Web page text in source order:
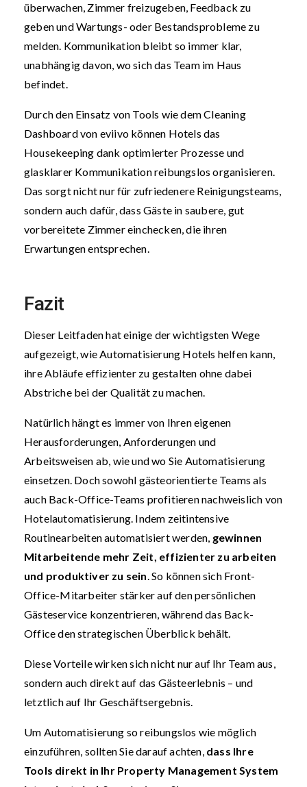
überwachen, Zimmer freizugeben, Feedback zu
geben und Wartungs- oder Bestandsprobleme zu
melden. Kommunikation bleibt so immer klar,
unabhängig davon, wo sich das Team im Haus
befindet.
Durch den Einsatz von Tools wie dem Cleaning
Dashboard von eviivo können Hotels das
Housekeeping dank optimierter Prozesse und
glasklarer Kommunikation reibungslos organisieren.
Das sorgt nicht nur für zufriedenere Reinigungsteams,
sondern auch dafür, dass Gäste in saubere, gut
vorbereitete Zimmer einchecken, die ihren
Erwartungen entsprechen.
Fazit
Dieser Leitfaden hat einige der wichtigsten Wege
aufgezeigt, wie Automatisierung Hotels helfen kann,
ihre Abläufe effizienter zu gestalten ohne dabei
Abstriche bei der Qualität zu machen.
Natürlich hängt es immer von Ihren eigenen
Herausforderungen, Anforderungen und
Arbeitsweisen ab, wie und wo Sie Automatisierung
einsetzen. Doch sowohl gästeorientierte Teams als
auch Back-Office-Teams profitieren nachweislich von
Hotelautomatisierung. Indem zeitintensive
Routinearbeiten automatisiert werden, gewinnen
Mitarbeitende mehr Zeit, effizienter zu arbeiten
und produktiver zu sein. So können sich Front-
Office-Mitarbeiter stärker auf den persönlichen
Gästeservice konzentrieren, während das Back-
Office den strategischen Überblick behält.
Diese Vorteile wirken sich nicht nur auf Ihr Team aus,
sondern auch direkt auf das Gästeerlebnis – und
letztlich auf Ihr Geschäftsergebnis.
Um Automatisierung so reibungslos wie möglich
einzuführen, sollten Sie darauf achten, dass Ihre
Tools direkt in Ihr Property Management System